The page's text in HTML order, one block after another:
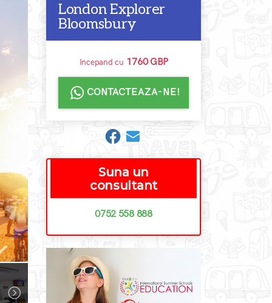
London Explorer
Bloomsbury
Incepand cu 1760 GBP
CONTACTEAZA-NE!
Suna un
consultant
0752 558 888